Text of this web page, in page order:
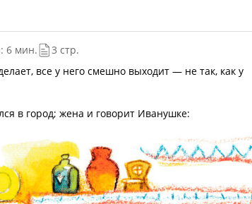
6 мин.
3 стр.
все у него смешно выходит — не так, как у
в город; жена и говорит Иванушке: